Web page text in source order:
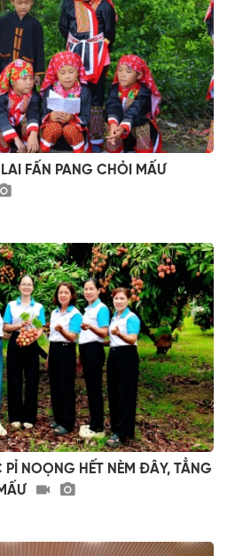
FẤN PANG CHỎI MẤƯ
PỈ NOỌNG HẾT NÈM ĐÂY, TẲNG